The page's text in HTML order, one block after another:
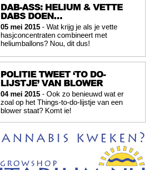
DAB-ASS: HELIUM & VETTE
DABS DOEN…
05 mei 2015 - Wat krijg je als je vette
hasjconcentraten combineert met
heliumballons? Nou, dit dus!
POLITIE TWEET ‘TO DO-
LIJSTJE’ VAN BLOWER
04 mei 2015 - Ook zo benieuwd wat er
zoal op het Things-to-do-lijstje van een
blower staat? Komt ie!